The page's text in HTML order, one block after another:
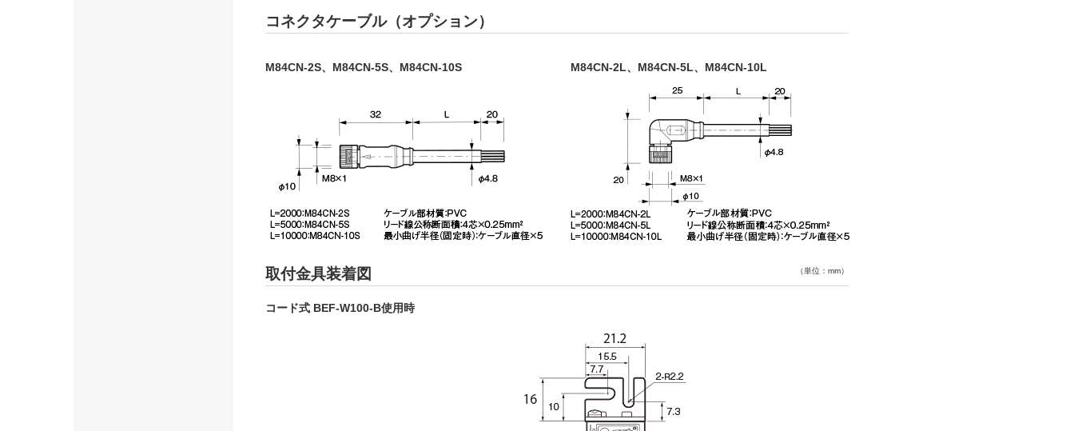
コネクタケーブル（オプション）
M84CN-2S、M84CN-5S、M84CN-10S M84CN-2L、M84CN-5L、M84CN-10L
（単位：mm）
取付金具装着図
コード式 BEF-W100-B使用時